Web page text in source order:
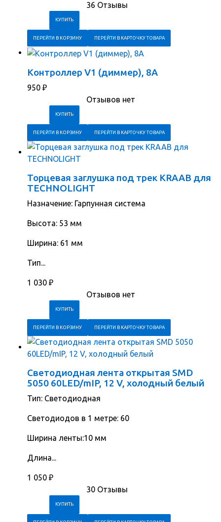
36 Отзывы
ПЕРЕЙТИ В КОРЗИНУ ПЕРЕЙТИ В КАРТОЧКУ ТОВАРА
Контроллер V1 (диммер), 8А
950 ₽
Отзывов нет
ПЕРЕЙТИ В КОРЗИНУ ПЕРЕЙТИ В КАРТОЧКУ ТОВАРА
Торцевая заглушка под трек KRAAB для
TECHNOLIGHT
Назначение: Гарпунная система
Высота: 53 мм
Ширина: 61 мм
Тип...
1 030 ₽
Отзывов нет
ПЕРЕЙТИ В КОРЗИНУ ПЕРЕЙТИ В КАРТОЧКУ ТОВАРА
Светодиодная лента открытая SMD
5050 60LED/mIP, 12 V, холодный белый
Тип: Светодиодная
Cветодиодов в 1 метре: 60
Ширина ленты:10 мм
Длина...
1 050 ₽
30 Отзывы